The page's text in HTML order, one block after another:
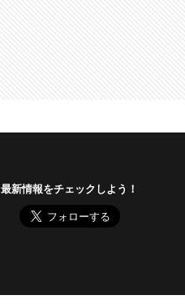
最新情報をチェックしよう！